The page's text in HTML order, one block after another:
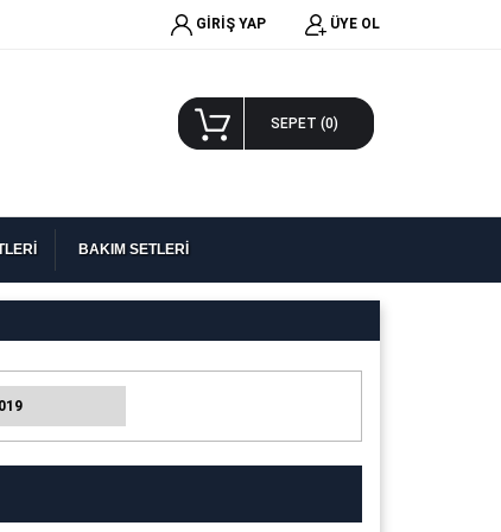
GİRİŞ YAP ÜYE OL
SEPET (0)
BAKIM SETLERİ